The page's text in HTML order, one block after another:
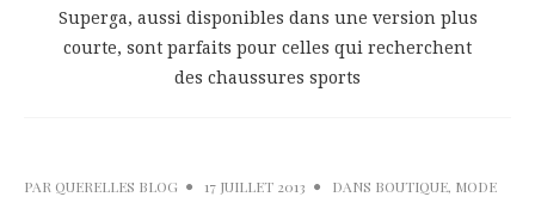
Superga, aussi disponibles dans une version plus
courte, sont parfaits pour celles qui recherchent
des chaussures sports
PAR QUERELLES BLOG 17 JUILLET 2013 DANS BOUTIQUE, MODE